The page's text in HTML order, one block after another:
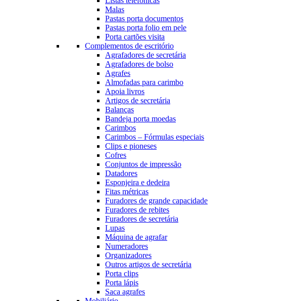
Malas
Pastas porta documentos
Pastas porta folio em pele
Porta cartões visita
Complementos de escritório
Agrafadores de secretária
Agrafadores de bolso
Agrafes
Almofadas para carimbo
Apoia livros
Artigos de secretária
Balanças
Bandeja porta moedas
Carimbos
Carimbos – Fórmulas especiais
Clips e pioneses
Cofres
Conjuntos de impressão
Datadores
Esponjeira e dedeira
Fitas métricas
Furadores de grande capacidade
Furadores de rebites
Furadores de secretária
Lupas
Máquina de agrafar
Numeradores
Organizadores
Outros artigos de secretária
Porta clips
Porta lápis
Saca agrafes